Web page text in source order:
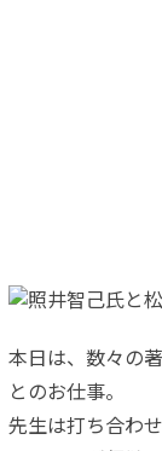
本日は、数々の
とのお仕事。
先生は打ち合わ